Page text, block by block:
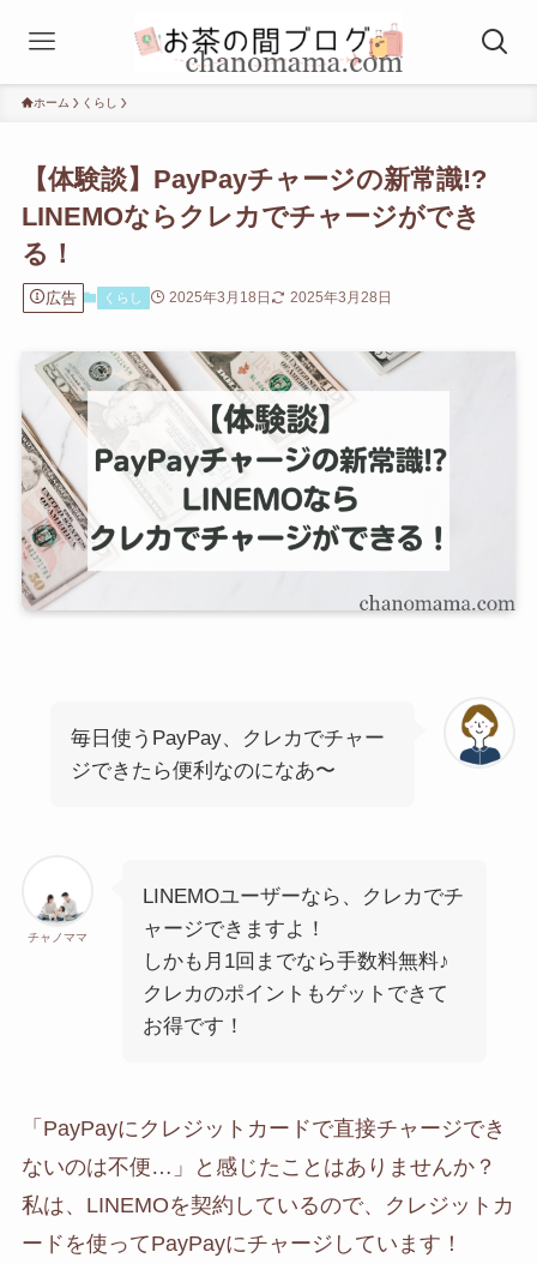
ホーム くらし
【体験談】PayPayチャージの新常識!?
LINEMOならクレカでチャージができ
る！
広告 くらし 2025年3月18日 2025年3月28日
毎日使うPayPay、クレカでチャー
ジできたら便利なのになあ〜
チャノママ
LINEMOユーザーなら、クレカでチ
ャージできますよ！
しかも月1回までなら手数料無料♪
クレカのポイントもゲットできて
お得です！
「PayPayにクレジットカードで直接チャージでき
ないのは不便…」と感じたことはありませんか？
私は、LINEMOを契約しているので、クレジットカ
ードを使ってPayPayにチャージしています！